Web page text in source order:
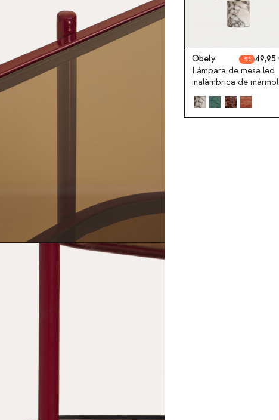
Obely 5
49,95
Lámpara de mesa led
inalámbrica de mármol
y metal Obely